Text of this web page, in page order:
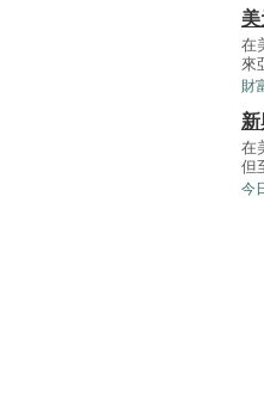
在
來
財
在
但
今